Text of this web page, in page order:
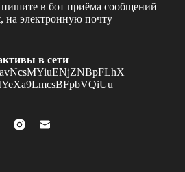
пишите в бот приёма сообщений
, на электронную почту
в сети